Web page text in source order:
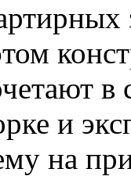
в
и
на